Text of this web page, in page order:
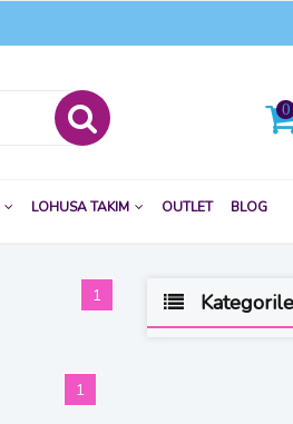
0
LOHUSA TAKIM OUTLET BLOG
1
1